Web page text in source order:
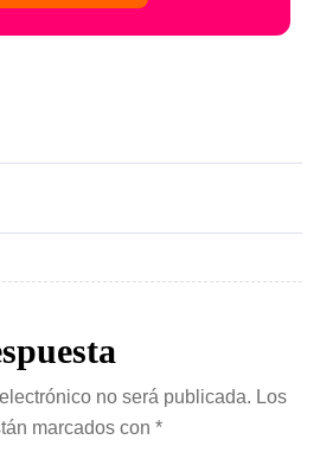
no será publicada. Los
marcados con *